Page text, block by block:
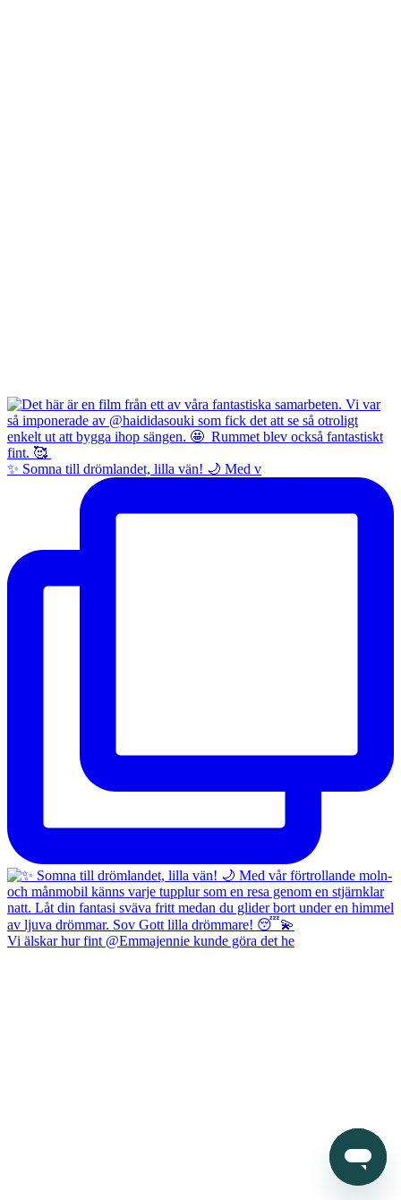
✨ Somna till drömlandet, lilla vän! 🌙 Med v
Vi älskar hur fint @Emmajennie kunde göra det he